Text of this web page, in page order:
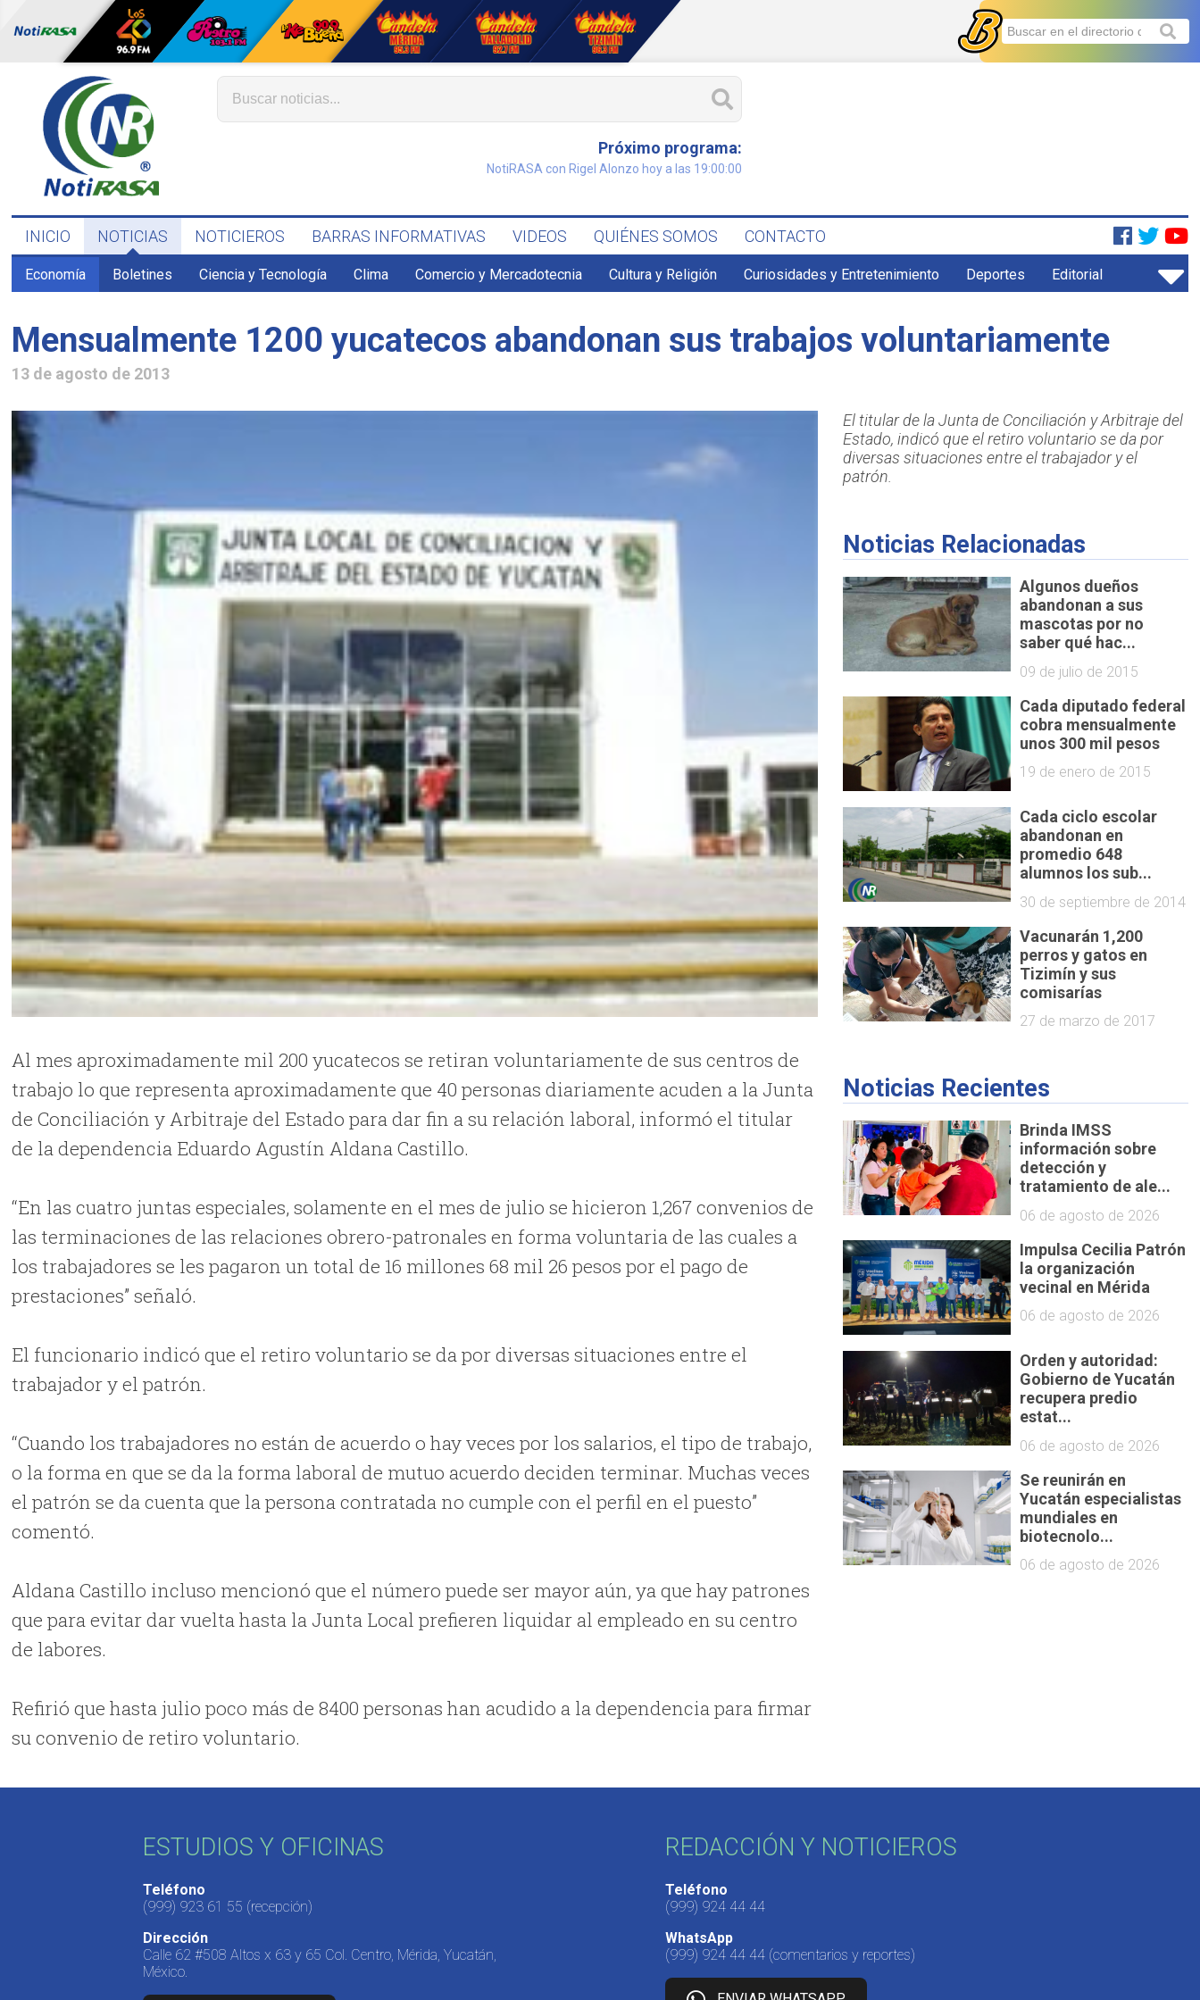
Próximo programa:
NotiRASA con Rigel Alonzo hoy a las 19:00:00
INICIO NOTICIAS NOTICIEROS BARRAS INFORMATIVAS VIDEOS QUIÉNES SOMOS CONTACTO
Economía Boletines Ciencia y Tecnología Clima Comercio y Mercadotecnia Cultura y Religión Curiosidades y Entretenimiento Deportes Editorial
Mensualmente 1200 yucatecos abandonan sus trabajos voluntariamente
13 de agosto de 2013
Al mes aproximadamente mil 200 yucatecos se retiran voluntariamente de sus centros de
trabajo lo que representa aproximadamente que 40 personas diariamente acuden a la Junta
de Conciliación y Arbitraje del Estado para dar fin a su relación laboral, informó el titular
de la dependencia Eduardo Agustín Aldana Castillo.
“En las cuatro juntas especiales, solamente en el mes de julio se hicieron 1,267 convenios de
las terminaciones de las relaciones obrero-patronales en forma voluntaria de las cuales a
los trabajadores se les pagaron un total de 16 millones 68 mil 26 pesos por el pago de
prestaciones” señaló.
El funcionario indicó que el retiro voluntario se da por diversas situaciones entre el
trabajador y el patrón.
“Cuando los trabajadores no están de acuerdo o hay veces por los salarios, el tipo de trabajo,
o la forma en que se da la forma laboral de mutuo acuerdo deciden terminar. Muchas veces
el patrón se da cuenta que la persona contratada no cumple con el perfil en el puesto”
comentó.
Aldana Castillo incluso mencionó que el número puede ser mayor aún, ya que hay patrones
que para evitar dar vuelta hasta la Junta Local prefieren liquidar al empleado en su centro
de labores.
Refirió que hasta julio poco más de 8400 personas han acudido a la dependencia para firmar
su convenio de retiro voluntario.
El titular de la Junta de Conciliación y Arbitraje del
Estado, indicó que el retiro voluntario se da por
diversas situaciones entre el trabajador y el
patrón.
Noticias Relacionadas
Algunos dueños
abandonan a sus
mascotas por no
saber qué hac...
09 de julio de 2015
Cada diputado federal
cobra mensualmente
unos 300 mil pesos
19 de enero de 2015
Cada ciclo escolar
abandonan en
promedio 648
alumnos los sub...
30 de septiembre de 2014
Vacunarán 1,200
perros y gatos en
Tizimín y sus
comisarías
27 de marzo de 2017
Noticias Recientes
Brinda IMSS
información sobre
detección y
tratamiento de ale...
06 de agosto de 2026
Impulsa Cecilia Patrón
la organización
vecinal en Mérida
06 de agosto de 2026
Orden y autoridad:
Gobierno de Yucatán
recupera predio
estat...
06 de agosto de 2026
Se reunirán en
Yucatán especialistas
mundiales en
biotecnolo...
06 de agosto de 2026
ESTUDIOS Y OFICINAS
Teléfono
(999) 923 61 55 (recepción)
Dirección
Calle 62 #508 Altos x 63 y 65 Col. Centro, Mérida, Yucatán,
México.
REDACCIÓN Y NOTICIEROS
Teléfono
(999) 924 44 44
WhatsApp
(999) 924 44 44 (comentarios y reportes)